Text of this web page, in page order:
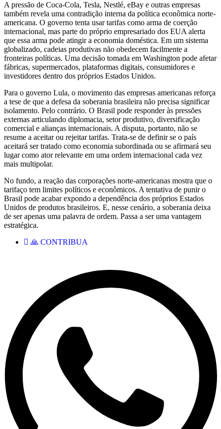
A pressão de Coca-Cola, Tesla, Nestlé, eBay e outras empresas
também revela uma contradição interna da política econômica norte-
americana. O governo tenta usar tarifas como arma de coerção
internacional, mas parte do próprio empresariado dos EUA alerta
que essa arma pode atingir a economia doméstica. Em um sistema
globalizado, cadeias produtivas não obedecem facilmente a
fronteiras políticas. Uma decisão tomada em Washington pode afetar
fábricas, supermercados, plataformas digitais, consumidores e
investidores dentro dos próprios Estados Unidos.
Para o governo Lula, o movimento das empresas americanas reforça
a tese de que a defesa da soberania brasileira não precisa significar
isolamento. Pelo contrário. O Brasil pode responder às pressões
externas articulando diplomacia, setor produtivo, diversificação
comercial e alianças internacionais. A disputa, portanto, não se
resume a aceitar ou rejeitar tarifas. Trata-se de definir se o país
aceitará ser tratado como economia subordinada ou se afirmará seu
lugar como ator relevante em uma ordem internacional cada vez
mais multipolar.
No fundo, a reação das corporações norte-americanas mostra que o
tarifaço tem limites políticos e econômicos. A tentativa de punir o
Brasil pode acabar expondo a dependência dos próprios Estados
Unidos de produtos brasileiros. E, nesse cenário, a soberania deixa
de ser apenas uma palavra de ordem. Passa a ser uma vantagem
estratégica.
🙏 CONTRIBUA